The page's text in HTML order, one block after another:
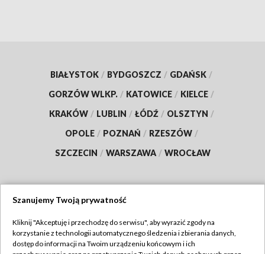
BIAŁYSTOK / BYDGOSZCZ / GDAŃSK /
GORZÓW WLKP. / KATOWICE / KIELCE /
KRAKÓW / LUBLIN / ŁÓDŹ / OLSZTYN /
OPOLE / POZNAŃ / RZESZÓW /
SZCZECIN / WARSZAWA / WROCŁAW
TVP
Szanujemy Twoją prywatność
Kliknij "Akceptuję i przechodzę do serwisu", aby wyrazić zgody na
korzystanie z technologii automatycznego śledzenia i zbierania danych,
dostęp do informacji na Twoim urządzeniu końcowym i ich